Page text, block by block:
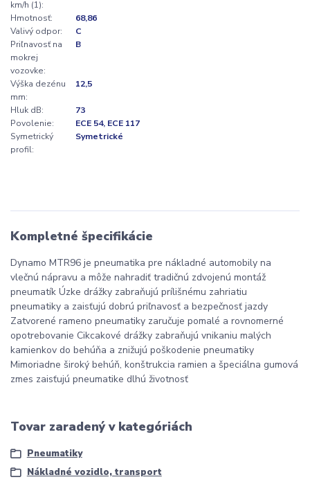
km/h (1):
Hmotnosť:
68,86
Valivý odpor:
C
Priľnavosť na
mokrej
vozovke:
B
Výška dezénu
mm:
12,5
Hluk dB:
73
Povolenie:
ECE 54, ECE 117
Symetrický
profil:
Symetrické
Kompletné špecifikácie
Dynamo MTR96 je pneumatika pre nákladné automobily na
vlečnú nápravu a môže nahradiť tradičnú zdvojenú montáž
pneumatík Úzke drážky zabraňujú prílišnému zahriatiu
pneumatiky a zaisťujú dobrú priľnavosť a bezpečnosť jazdy
Zatvorené rameno pneumatiky zaručuje pomalé a rovnomerné
opotrebovanie Cikcakové drážky zabraňujú vnikaniu malých
kamienkov do behúňa a znižujú poškodenie pneumatiky
Mimoriadne široký behúň, konštrukcia ramien a špeciálna gumová
zmes zaisťujú pneumatike dlhú životnosť
Tovar zaradený v kategóriách
Pneumatiky
Nákladné vozidlo, transport